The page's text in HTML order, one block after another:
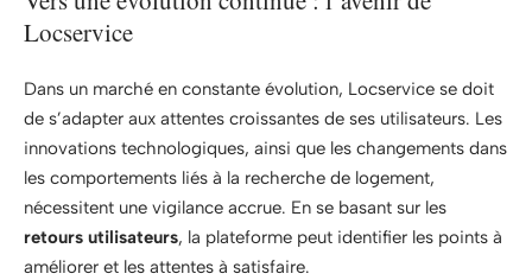
Locservice
Dans un marché en constante évolution, Locservice se doit
de s’adapter aux attentes croissantes de ses utilisateurs. Les
innovations technologiques, ainsi que les changements dans
les comportements liés à la recherche de logement,
nécessitent une vigilance accrue. En se basant sur les
retours utilisateurs, la plateforme peut identifier les points à
améliorer et les attentes à satisfaire.